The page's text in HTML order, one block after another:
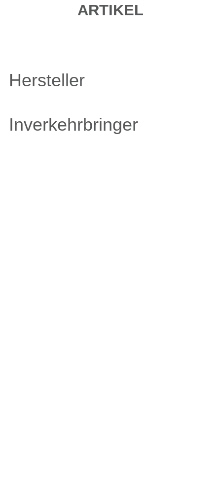
ARTIKEL
Hersteller
Inverkehrbringer